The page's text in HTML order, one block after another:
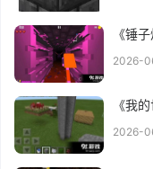
《锤
2026-
《我
2026-